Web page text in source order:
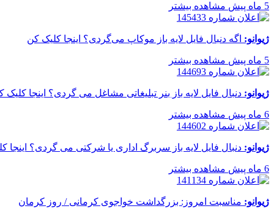
5 ماه پیش مشاهده بیشتر
ژیوانو: اگه دنبال فایل لایه باز موکاپ می‌گردی؟ اینجا کلیک کن
5 ماه پیش مشاهده بیشتر
ژیوانو: دنبال فایل لایه باز بنر تبلیغاتی مشاغل می گردی؟ اینجا کلیک
6 ماه پیش مشاهده بیشتر
ژیوانو: دنبال فایل لایه باز سربرگ اداری یا شرکتی می گردی؟ اینجا
6 ماه پیش مشاهده بیشتر
ژیوانو: مناسبت امروز: بزرگداشت خواجوی کرمانی / روز کرمان